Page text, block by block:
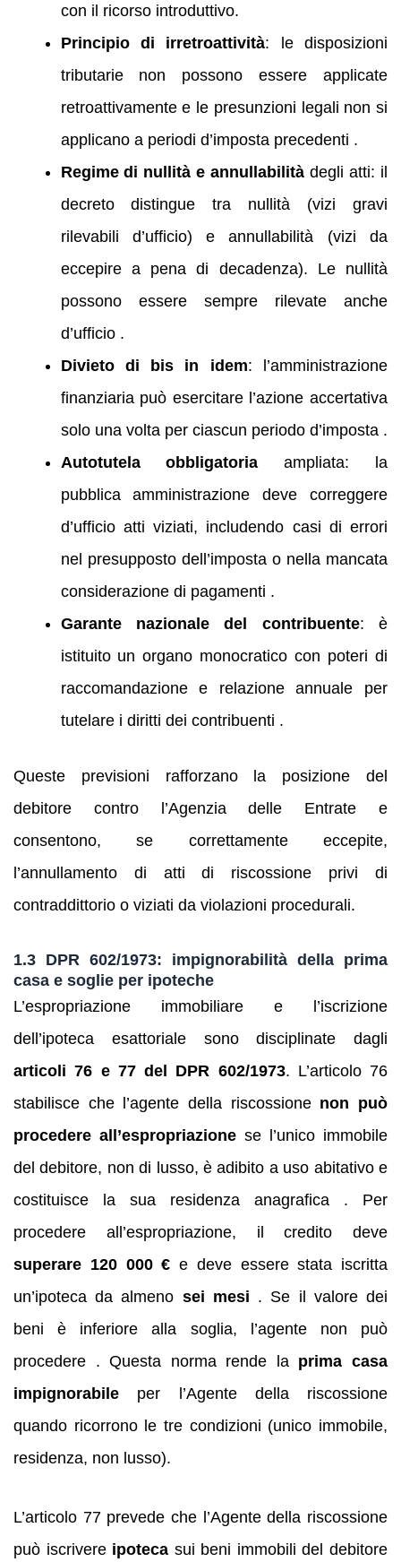
con il ricorso introduttivo.
Principio di irretroattività: le disposizioni
tributarie non possono essere applicate
retroattivamente e le presunzioni legali non si
applicano a periodi d’imposta precedenti .
Regime di nullità e annullabilità degli atti: il
decreto distingue tra nullità (vizi gravi
rilevabili d’ufficio) e annullabilità (vizi da
eccepire a pena di decadenza). Le nullità
possono essere sempre rilevate anche
d’ufficio .
Divieto di bis in idem: l’amministrazione
finanziaria può esercitare l’azione accertativa
solo una volta per ciascun periodo d’imposta .
Autotutela obbligatoria ampliata: la
pubblica amministrazione deve correggere
d’ufficio atti viziati, includendo casi di errori
nel presupposto dell’imposta o nella mancata
considerazione di pagamenti .
Garante nazionale del contribuente: è
istituito un organo monocratico con poteri di
raccomandazione e relazione annuale per
tutelare i diritti dei contribuenti .
Queste previsioni rafforzano la posizione del
debitore contro l’Agenzia delle Entrate e
consentono, se correttamente eccepite,
l’annullamento di atti di riscossione privi di
contraddittorio o viziati da violazioni procedurali.
1.3 DPR 602/1973: impignorabilità della prima
casa e soglie per ipoteche
L’espropriazione immobiliare e l’iscrizione
dell’ipoteca esattoriale sono disciplinate dagli
articoli 76 e 77 del DPR 602/1973. L’articolo 76
stabilisce che l’agente della riscossione non può
procedere all’espropriazione se l’unico immobile
del debitore, non di lusso, è adibito a uso abitativo e
costituisce la sua residenza anagrafica . Per
procedere all’espropriazione, il credito deve
superare 120 000 € e deve essere stata iscritta
un’ipoteca da almeno sei mesi . Se il valore dei
beni è inferiore alla soglia, l’agente non può
procedere . Questa norma rende la prima casa
impignorabile per l’Agente della riscossione
quando ricorrono le tre condizioni (unico immobile,
residenza, non lusso).
L’articolo 77 prevede che l’Agente della riscossione
può iscrivere ipoteca sui beni immobili del debitore